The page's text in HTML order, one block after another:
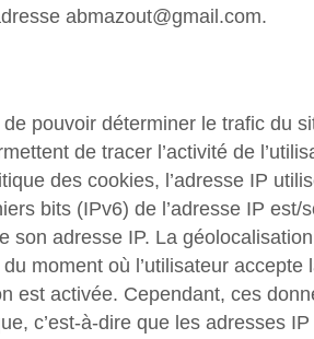
abmazout@gmail.com.
pouvoir déterminer le trafic du
de tracer l’activité de
des cookies, l’adresse IP
bits (IPv6) de l’adresse IP est/
son adresse IP. La
moment où l’utilisateur accepte
est activée. Cependant, ces
c’est-à-dire que les adresses